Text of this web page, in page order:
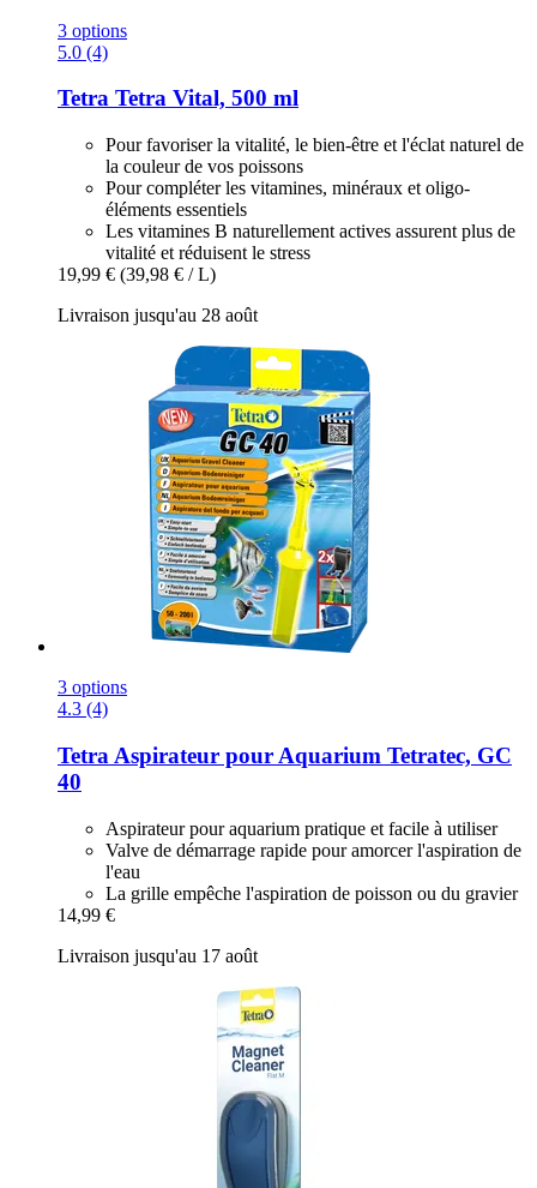
3 options
5.0 (4)
Tetra Tetra Vital, 500 ml
Pour favoriser la vitalité, le bien-être et l'éclat naturel de
la couleur de vos poissons
Pour compléter les vitamines, minéraux et oligo-
éléments essentiels
Les vitamines B naturellement actives assurent plus de
vitalité et réduisent le stress
19,99 € (39,98 € / L)
Livraison jusqu'au 28 août
3 options
4.3 (4)
Tetra Aspirateur pour Aquarium Tetratec, GC
40
Aspirateur pour aquarium pratique et facile à utiliser
Valve de démarrage rapide pour amorcer l'aspiration de
l'eau
La grille empêche l'aspiration de poisson ou du gravier
14,99 €
Livraison jusqu'au 17 août